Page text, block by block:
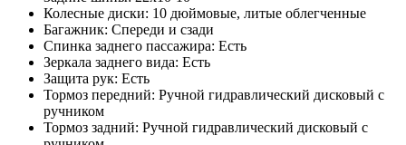
Колесные диски: 10 дюймовые, литые облегченные
Багажник: Спереди и сзади
Спинка заднего пассажира: Есть
Зеркала заднего вида: Есть
Защита рук: Есть
Тормоз передний: Ручной гидравлический дисковый с
ручником
Тормоз задний: Ручной гидравлический дисковый с